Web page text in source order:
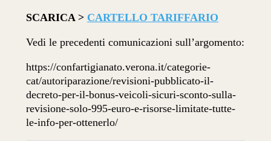
SCARICA > CARTELLO TARIFFARIO
Vedi le precedenti comunicazioni sull’argomento:
https://confartigianato.verona.it/categorie-
cat/autoriparazione/revisioni-pubblicato-il-
decreto-per-il-bonus-veicoli-sicuri-sconto-sulla-
revisione-solo-995-euro-e-risorse-limitate-tutte-
le-info-per-ottenerlo/